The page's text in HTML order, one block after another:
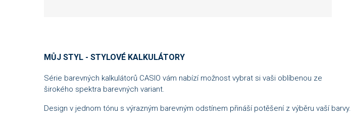
MŮJ STYL - STYLOVÉ KALKULÁTORY
Série barevných kalkulátorů CASIO vám nabízí možnost vybrat si vaši oblíbenou ze
širokého spektra barevných variant.
Design v jednom tónu s výrazným barevným odstínem přináší potěšení z výběru vaší barvy.